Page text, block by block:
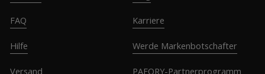
FAQ
Hilfe
Versand
Karriere
Werde Markenbotschafter
PAFORY-Partnerprogramm